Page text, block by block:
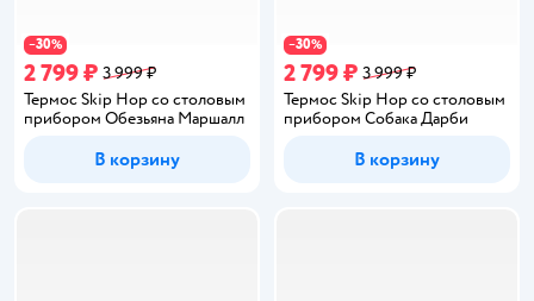
−30%
2 799 ₽ 3 999 ₽
Термос Skip Hop со столовым
прибором Обезьяна Маршалл
В корзину
−30%
2 799 ₽ 3 999 ₽
Термос Skip Hop со столовым
прибором Собака Дарби
В корзину